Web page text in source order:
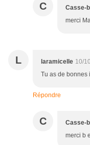
C Casse-
merci
L laramicelle 10/
Tu as de bonnes
Répondre
C Casse-
merci b